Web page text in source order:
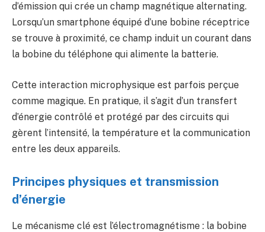
d’émission qui crée un champ magnétique alternating.
Lorsqu’un smartphone équipé d’une bobine réceptrice
se trouve à proximité, ce champ induit un courant dans
la bobine du téléphone qui alimente la batterie.
Cette interaction microphysique est parfois perçue
comme magique. En pratique, il s’agit d’un transfert
d’énergie contrôlé et protégé par des circuits qui
gèrent l’intensité, la température et la communication
entre les deux appareils.
Principes physiques et transmission
d’énergie
Le mécanisme clé est l’électromagnétisme : la bobine